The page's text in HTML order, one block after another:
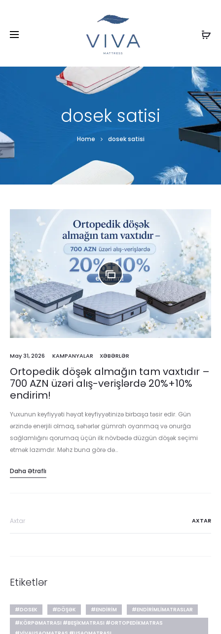
dosek satisi
Home dosek satisi
May 31, 2026 KAMPANYALAR XƏBƏRLƏR
Ortopedik döşək almağın tam vaxtıdır –
700 AZN üzəri alış-verişlərdə 20%+10%
endirim!
Yuxunun keyfiyyəti həyat keyfiyyətinizə birbaşa təsir edir. Gün
ərzində enerjili olmaq, səhərlər gümrah oyanmaq və onurğa
sağlamlığını qorumaq üçün ilk növbədə düzgün döşək seçimi
etmək lazımdır. Məhz buna görə də…
Daha Ətraflı
Etiketlər
#DOSEK #DÖŞƏK #ENDIRIM
#ENDIRIMLIMATRASLAR
#KÖRPƏMATRASI #BEŞIKMATRASI #ORTOPEDIKMATRAS